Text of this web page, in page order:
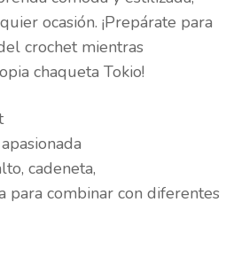
ocasión. ¡Prepárate para
crochet mientras
chaqueta Tokio!
cadeneta,
para combinar con diferentes